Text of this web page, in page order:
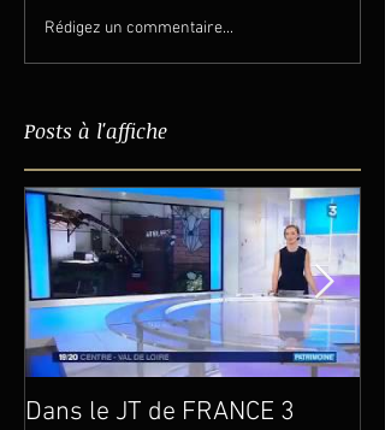
Rédigez un commentaire...
Posts à l'affiche
Dans le JT de FRANCE 3